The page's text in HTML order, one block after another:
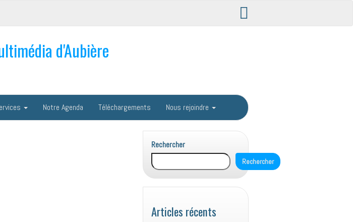
d'Aubière
Notre Agenda Téléchargements Nous rejoindre
Rechercher
Rechercher
Articles récents